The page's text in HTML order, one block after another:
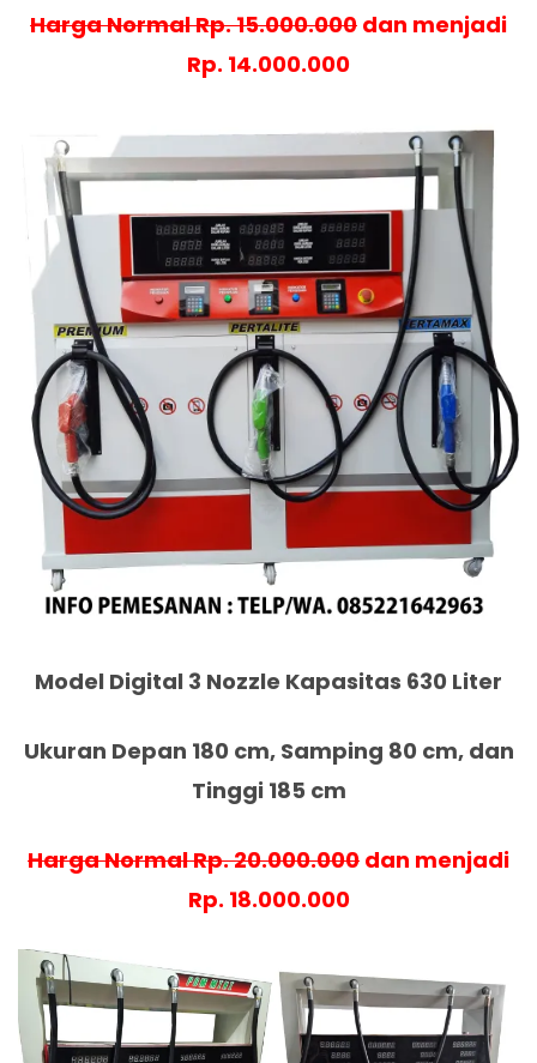
Harga Normal Rp. 15.000.000 dan menjadi
Rp. 14.000.000
Model Digital 3 Nozzle Kapasitas 630 Liter
Ukuran Depan 180 cm, Samping 80 cm, dan
Tinggi 185 cm
Harga Normal Rp. 20.000.000 dan menjadi
Rp. 18.000.000